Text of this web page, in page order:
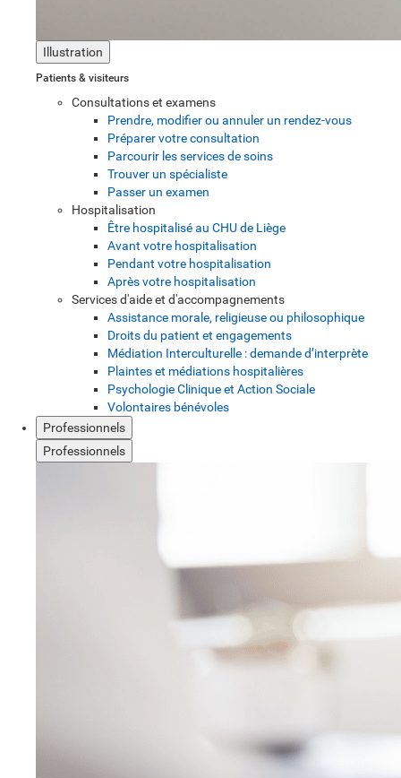
Illustration
Patients & visiteurs
Consultations et examens
Prendre, modifier ou annuler un rendez-vous
Préparer votre consultation
Parcourir les services de soins
Trouver un spécialiste
Passer un examen
Hospitalisation
Être hospitalisé au CHU de Liège
Avant votre hospitalisation
Pendant votre hospitalisation
Après votre hospitalisation
Services d'aide et d'accompagnements
Assistance morale, religieuse ou philosophique
Droits du patient et engagements
Médiation Interculturelle : demande d’interprète
Plaintes et médiations hospitalières
Psychologie Clinique et Action Sociale
Volontaires bénévoles
Professionnels
Professionnels